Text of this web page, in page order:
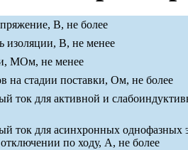
В, не более
изоляции, В, не менее
МОм, не менее
на стадии поставки, Ом, не более
ток для активной и
ток для асинхронных однофазных
по ходу, А, не более